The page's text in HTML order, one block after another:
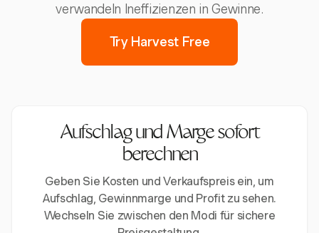
verwandeln Ineffizienzen in Gewinne.
Try Harvest Free
Aufschlag und Marge sofort
berechnen
Geben Sie Kosten und Verkaufspreis ein, um
Aufschlag, Gewinnmarge und Profit zu sehen.
Wechseln Sie zwischen den Modi für sichere